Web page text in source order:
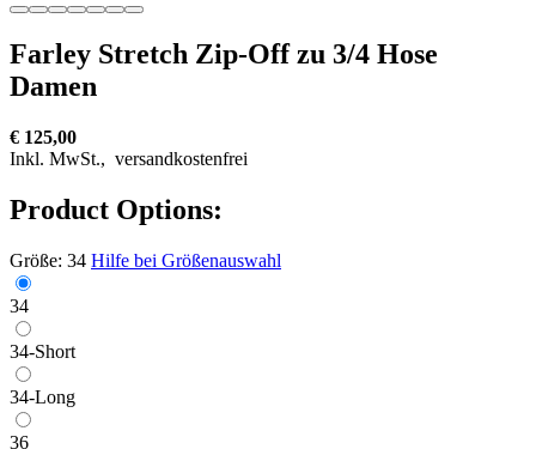
Farley Stretch Zip-Off zu 3/4 Hose
Damen
€ 125,00
Inkl. MwSt., versandkostenfrei
Product Options:
Größe: 34 Hilfe bei Größenauswahl
34
34-Short
34-Long
36